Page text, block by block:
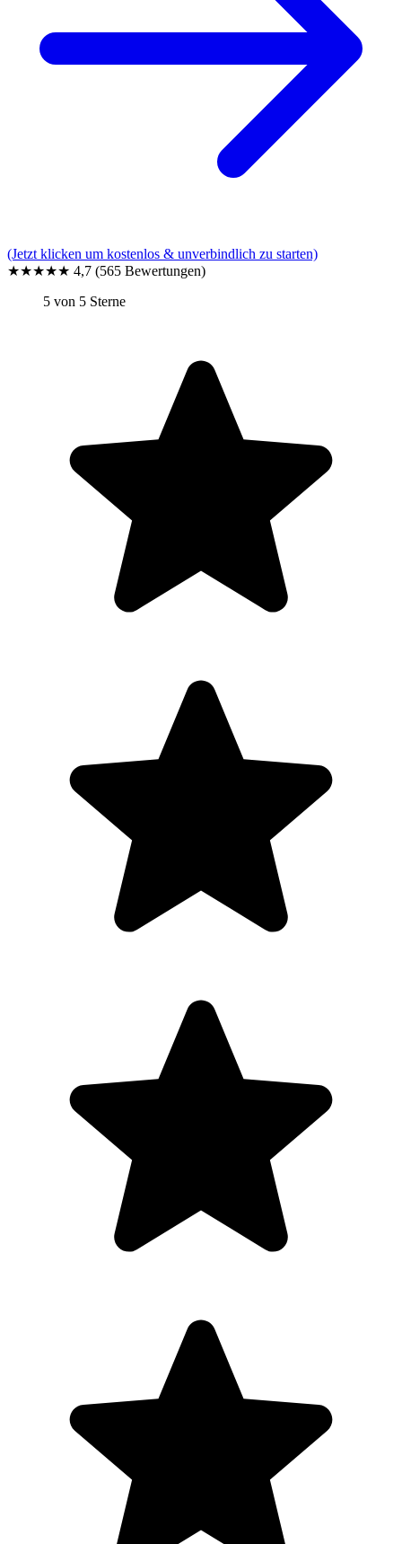
(Jetzt klicken um kostenlos & unverbindlich zu starten)
★★★★★ 4,7 (565 Bewertungen)
5 von 5 Sterne